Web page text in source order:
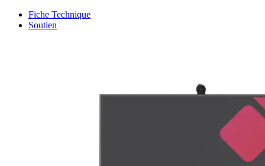
Fiche Technique
Soutien